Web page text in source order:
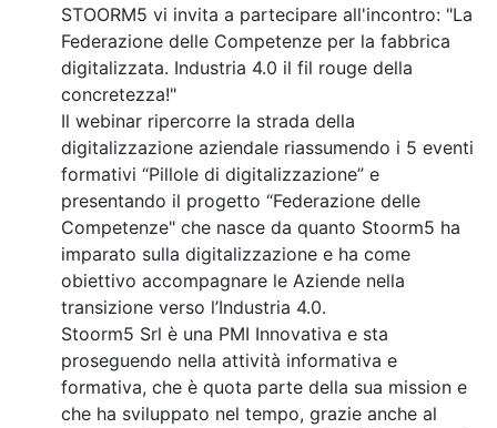
STOORM5 vi invita a partecipare all'incontro: "La
Federazione delle Competenze per la fabbrica
digitalizzata. Industria 4.0 il fil rouge della
concretezza!"
Il webinar ripercorre la strada della
digitalizzazione aziendale riassumendo i 5 eventi
formativi “Pillole di digitalizzazione” e
presentando il progetto “Federazione delle
Competenze" che nasce da quanto Stoorm5 ha
imparato sulla digitalizzazione e ha come
obiettivo accompagnare le Aziende nella
transizione verso l’Industria 4.0.
Stoorm5 Srl è una PMI Innovativa e sta
proseguendo nella attività informativa e
formativa, che è quota parte della sua mission e
che ha sviluppato nel tempo, grazie anche al